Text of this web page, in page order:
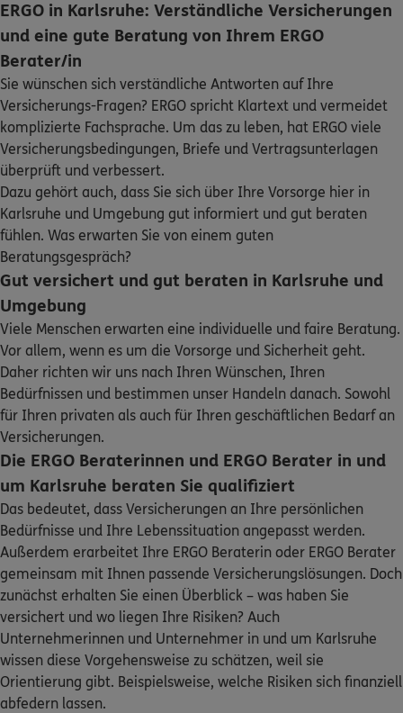
Schaden oder Leistungsfall melden
Bequem online oder telefonisch
Rechnung einreichen
Kontakt
Meine Versicherungen
Sehen Sie auf einen Blick Ihre Versicherungen bei ERGO,
dem ERGO Rechtsschutz und der DKV.
Zum Kundenportal
Schaden oder Leistungsfall melden
Bequem online oder telefonisch
Rechnung einreichen
Doat Stark
Homepage besuchen
ERGO
Hatice Siringül
Kaisertraße 32,76133 Karlsruhe(1.2 km)
Homepage besuchen
ERGO
Tatjana Staudt
Zimmerstraße 3 Karlsruhe
Homepage besuchen
Patrick Stückler
Zimmerstraße 3 , 76137 Karlsruhe(1.8 km)
Homepage besuchen
ERGO
Paul Ungemach
Wichernstr. 8
Homepage besuchen
ERGO
Patrick Stückler
Durmersheimer Str. 55,76185 Karlsruhe(3.3 km)
Homepage besuchen
5
Benjamin Zimmermann
Durmersheimerstr. 55, EG 76185
Karlsruhe
(3.3 km)
Homepage besuchen
ERGO in Karlsruhe: Verständliche Versicherungen
und eine gute Beratung von Ihrem ERGO
Berater/in
Sie wünschen sich verständliche Antworten auf Ihre
Versicherungs-Fragen? ERGO spricht Klartext und vermeidet
komplizierte Fachsprache. Um das zu leben, hat ERGO viele
Versicherungsbedingungen, Briefe und Vertragsunterlagen
überprüft und verbessert.
Dazu gehört auch, dass Sie sich über Ihre Vorsorge hier in
Karlsruhe und Umgebung gut informiert und gut beraten
fühlen. Was erwarten Sie von einem guten
Beratungsgespräch?
Gut versichert und gut beraten in Karlsruhe und
Umgebung
Viele Menschen erwarten eine individuelle und faire Beratung.
Vor allem, wenn es um die Vorsorge und Sicherheit geht.
Daher richten wir uns nach Ihren Wünschen, Ihren
Bedürfnissen und bestimmen unser Handeln danach. Sowohl
für Ihren privaten als auch für Ihren geschäftlichen Bedarf an
Versicherungen.
Die ERGO Beraterinnen und ERGO Berater in und
um Karlsruhe beraten Sie qualifiziert
Das bedeutet, dass Versicherungen an Ihre persönlichen
Bedürfnisse und Ihre Lebenssituation angepasst werden.
Außerdem erarbeitet Ihre ERGO Beraterin oder ERGO Berater
gemeinsam mit Ihnen passende Versicherungslösungen. Doch
zunächst erhalten Sie einen Überblick – was haben Sie
versichert und wo liegen Ihre Risiken? Auch
Unternehmerinnen und Unternehmer in und um Karlsruhe
wissen diese Vorgehensweise zu schätzen, weil sie
Orientierung gibt. Beispielsweise, welche Risiken sich finanziell
abfedern lassen.